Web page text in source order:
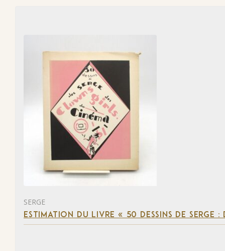
SERGE
ESTIMATION DU LIVRE « 50 DESSINS DE SERGE